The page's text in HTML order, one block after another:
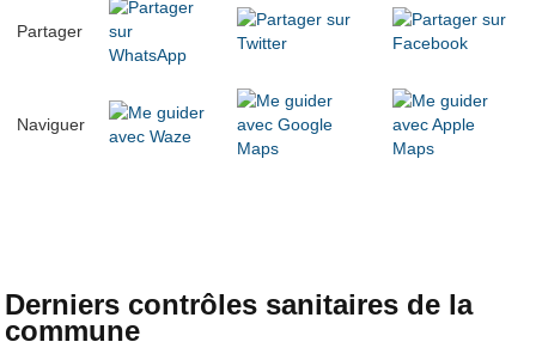
Partager
Naviguer
Derniers contrôles sanitaires de la
commune